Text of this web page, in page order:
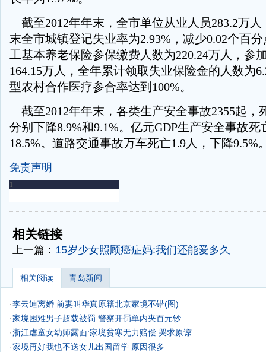
截至2012年年末，全市单位从业人员283.2万人
末全市城镇登记失业率为2.93%，减少0.02个百
工基本养老保险参保缴费人数为220.24万人，参
164.15万人，全年累计领取失业保险金的人数为
型农村合作医疗参合率达到100%。
截至2012年年末，各类生产安全事故2355起，
分别下降8.9%和9.1%。亿元GDP生产安全事故死
18.5%。道路交通事故万车死亡1.9人，下降9.5%
免责声明
-
相关链接
上一篇： 15岁少女照顾癌症妈:我们还能爱多久
相关阅读 青岛新闻
·李云迪离婚 前妻叫华真原籍北京家境不错(图)
·家境困难男子超载被罚 警察开罚单内夹百元钞
·浙江虐童女幼师露面:家境贫寒无力赔偿 哭求原谅
·家境再好我也不送女儿出国留学 原因很多